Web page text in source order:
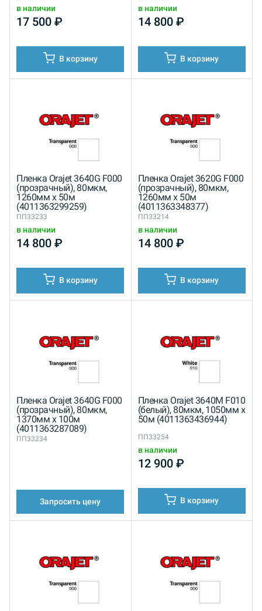
в наличии
17 500₽
В корзину
в наличии
14 800 ₽
В корзину
Пленка Orajet 3640G F000
(прозрачный), 80мкм,
1260мм x 50м
(4011363299259)
ПП33233
в наличии
14 800₽
В корзину
Пленка Orajet 3620G F000
(прозрачный), 80мкм,
1260мм x 50м
(4011363348377)
ПП33214
в наличии
14 800 ₽
В корзину
Пленка Orajet 3640G F000
(прозрачный), 80мкм,
1370мм x 100м
(4011363287089)
ПП33234
Запросить цену
Пленка Orajet 3640M F010
(белый), 80мкм, 1050мм x
50м (4011363436944)
ПП33254
в наличии
12 900 ₽
В корзину